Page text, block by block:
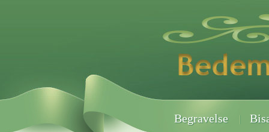
Begravelse